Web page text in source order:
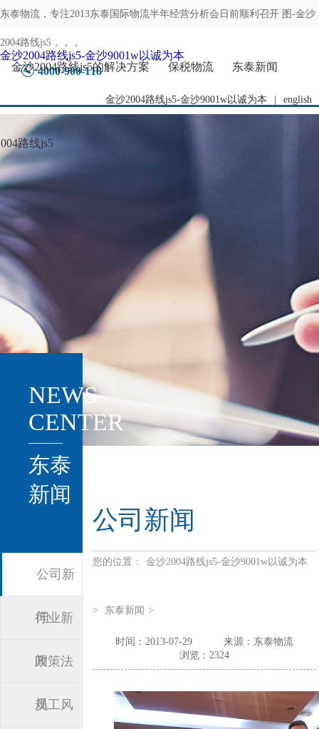
东泰物流，专注2013东泰国际物流半年经营分析会日前顺利召开 图-金沙
2004路线js5 ，，，
4000-900-118
金沙2004路线js5-金沙9001w以诚为本 english
金沙2004路线js5-金沙9001w以诚为本
金沙2004路线js5的解决方案
保税物流 东泰新闻
路线js5
NEWS
CENTER
东泰
新闻
公司新
闻
行业新
闻
政策法
规
员工风
公司新闻
您的位置： 金沙2004路线js5-金沙9001w以诚为本
> 东泰新闻 >
时间：2013-07-29
来源：东泰物流
浏览：2324